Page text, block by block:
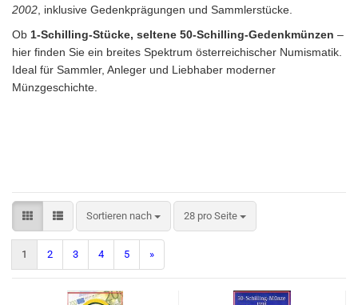
2002 , inklusive Gedenkprägungen und Sammlerstücke.
Ob 1-Schilling-Stücke, seltene 50-Schilling-Gedenkmünzen –
hier finden Sie ein breites Spektrum österreichischer Numismatik.
Ideal für Sammler, Anleger und Liebhaber moderner
Münzgeschichte.
Sortieren nach
Sortieren nach 28 pro Seite
pro Seite
1 2 3 4 5 »